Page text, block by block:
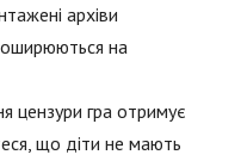
архіви
на
цензури гра отримує
що діти не мають